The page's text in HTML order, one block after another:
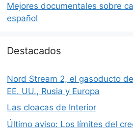
Mejores documentales sobre
español
Destacados
Nord Stream 2, el gasoducto
EE. UU., Rusia y Europa
Las cloacas de Interior
Último aviso: Los límites del